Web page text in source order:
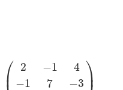
⎛ 2
−1
−1
7
4
−3⎞
1 −17 4−